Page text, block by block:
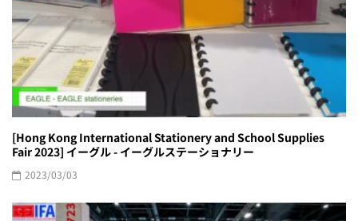
[Hong Kong International Stationery and School Supplies
Fair 2023] イーグル - イーグルステーショナリー
2023/03/03